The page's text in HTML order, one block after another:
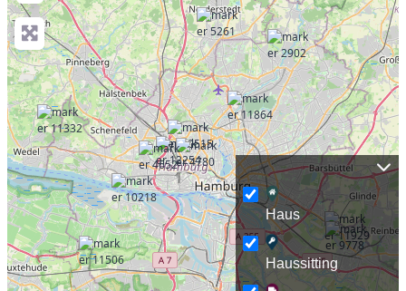
Haus
Haussitting